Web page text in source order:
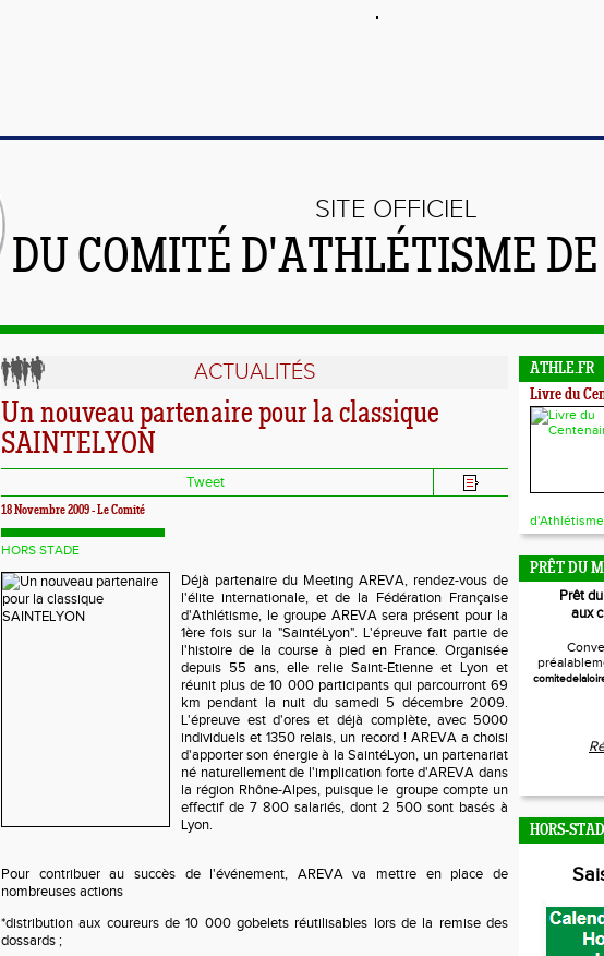
SITE OFFICIEL
DU COMITÉ D'ATHLÉTISME
ACTUALITÉS
Un nouveau partenaire pour la classique
SAINTELYON
Tweet
18 Novembre 2009 - Le Comité
HORS STADE
Déjà partenaire du Meeting AREVA, rendez-vous de
l'élite internationale, et de la Fédération Française
d'Athlétisme, le groupe AREVA sera présent pour la
1ère fois sur la "SaintéLyon". L'épreuve fait partie de
l'histoire de la course à pied en France. Organisée
depuis 55 ans, elle relie Saint-Etienne et Lyon et
réunit plus de 10 000 participants qui parcourront 69
km pendant la nuit du samedi 5 décembre 2009.
L'épreuve est d'ores et déjà complète, avec 5000
individuels et 1350 relais, un record ! AREVA a choisi
d'apporter son énergie à la SaintéLyon, un partenariat
né naturellement de l'implication forte d'AREVA dans
la région Rhône-Alpes, puisque le groupe compte un
effectif de 7 800 salariés, dont 2 500 sont basés à
Lyon.
Pour contribuer au succès de l'événement, AREVA va mettre en place de
nombreuses actions
*distribution aux coureurs de 10 000 gobelets réutilisables lors de la remise des
dossards ;
ATHLE.FR
Livre du
PRÊT DU
Prêt
aux
HORS-